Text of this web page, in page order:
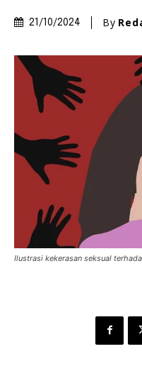
21/10/2024 By
Ilustrasi kekerasan seksual